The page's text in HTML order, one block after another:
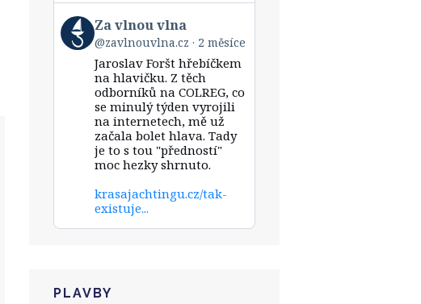
Bluesky
View
post
by
Bluesky
Za vlnou vlna
@zavlnouvlna.cz 2 měsíce
Jaroslav Foršt hřebíčkem
na hlavičku. Z těch
odborníků na COLREG, co
se minulý týden vyrojili
na internetech, mě už
začala bolet hlava. Tady
je to s tou "předností"
moc hezky shrnuto.
krasajachtingu.cz/tak-
existuje...
PLAVBY